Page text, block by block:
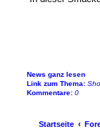
News ganz lesen
Link zum Thema:
Kommentare: 0
Startseite